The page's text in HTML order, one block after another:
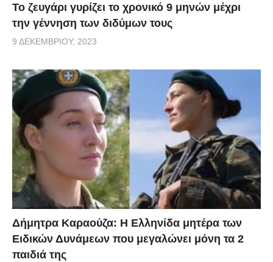
Το ζευγάρι γυρίζει το χρονικό 9 μηνών μέχρι
την γέννηση των διδύμων τους
9 ΔΕΚΕΜΒΡΊΟΥ, 2023
Δήμητρα Καραούζα: Η Ελληνίδα μητέρα των
Ειδικών Δυνάμεων που μεγαλώνει μόνη τα 2
παιδιά της